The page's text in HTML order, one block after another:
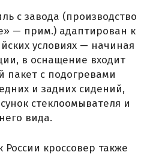
с завода (производство
— прим.) адаптирован к
условиях — начиная
в оснащение входит
с подогревами
и задних сидений,
стеклоомывателя и
вида.
кроссовер также